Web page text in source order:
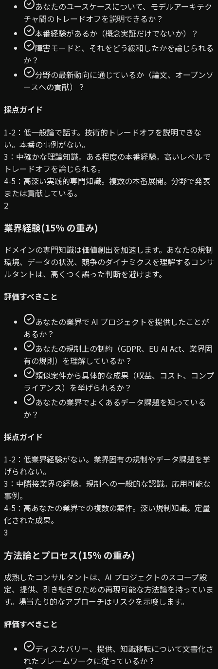
あなたのユースケースについて、モデルアーキテク
チャ間のトレードオフを説明できるか？
本番経験があるか（概念実証だけでないか）？
障害モードと、それをどう緩和したかを論じられる
か？
分野の最新動向に通じているか（論文、オープンソ
ースへの貢献）？
採点ガイド
1-2：低一般論で話す。技術的トレードオフを説明できな
い。本番の事例がない。
3：中確かな理論知識。ある程度の本番経験。高いレベルで
トレードオフを論じられる。
4-5：高深い実践的専門知識。複数の本番展開。分野で発表
または貢献している。
2
業界経験(15% の重み)
ドメインの専門知識は価値創出を加速します。あなたの規制
環境、データの状況、競争のダイナミクスを理解するコンサ
ルタントは、高くつく誤った判断を避けます。
評価すべきこと
あなたの業界で AI プロジェクトを提供したことが
あるか？
あなたの規制上の制約（GDPR、EU AI Act、業界固
有の規則）を理解しているか？
類似案件から具体的な成果（収益、コスト、コンプ
ライアンス）を挙げられるか？
あなたの業界でよくあるデータ課題を知っている
か？
採点ガイド
1-2：低業界経験がない。業界固有の規制やデータ課題を挙
げられない。
3：中隣接業界の経験。規制への一般的な認識。応用可能な
事例。
4-5：高あなたの業界での複数の案件。深い規制知識。定量
化された成果。
3
方法論とプロセス(15% の重み)
成熟したコンサルタントは、AI プロジェクトのスコープ設
定、提供、引き継ぎのための再現可能な方法論を持っていま
す。場当たり的なアプローチはリスクを示唆します。
評価すべきこと
ディスカバリー、提供、知識移転について文書化さ
れたフレームワークに従っているか？